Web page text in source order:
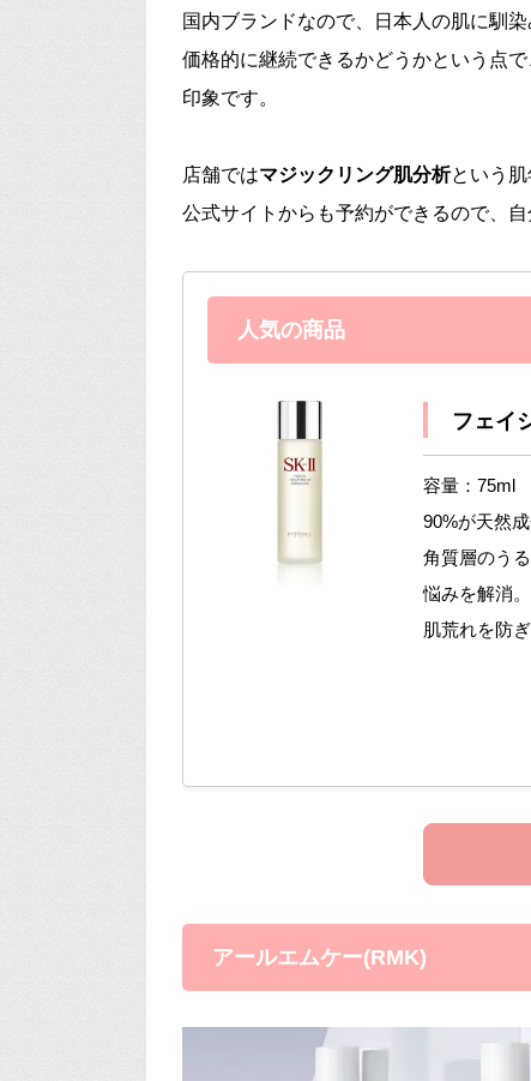
国内ブランドなので、日本人の肌に馴
価格的に継続できるかどうかという点
印象です。
店舗ではマジックリング肌分析という肌
公式サイトからも予約ができるので、
人気の商品
フェイ
容量：75ml
90%が天然
角質層のう
悩みを解消。
肌荒れを防
アールエムケー(RMK)